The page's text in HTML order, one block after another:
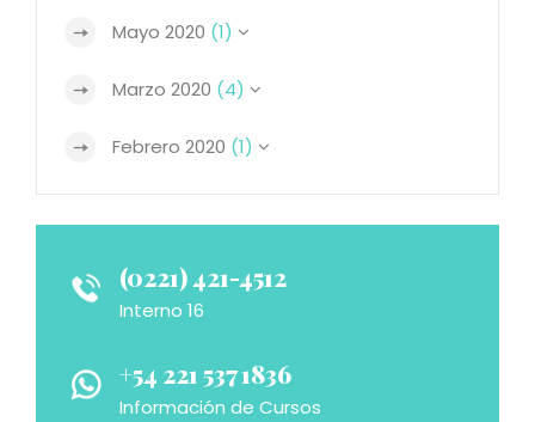
Mayo 2020 (1)
Marzo 2020 (4)
Febrero 2020 (1)
(0221) 421-4512
Interno 16
+54 221 537 1836
Información de Cursos